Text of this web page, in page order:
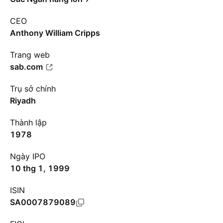
CEO
Anthony William Cripps
Trang web
sab.com
Trụ sở chính
Riyadh
Thành lập
1978
Ngày IPO
10 thg 1, 1999
ISIN
SA0007879089